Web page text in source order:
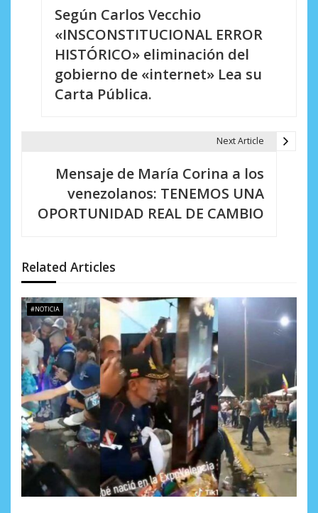
e
e
n
t
r
a
d
a
Según Carlos Vecchio
«INSCONSTITUCIONAL ERROR
HISTÓRICO» eliminación del
gobierno de «internet» Lea su
Carta Pública.
Next Article
Mensaje de María Corina a los
venezolanos: TENEMOS UNA
OPORTUNIDAD REAL DE CAMBIO
Related Articles
#NOTICIA